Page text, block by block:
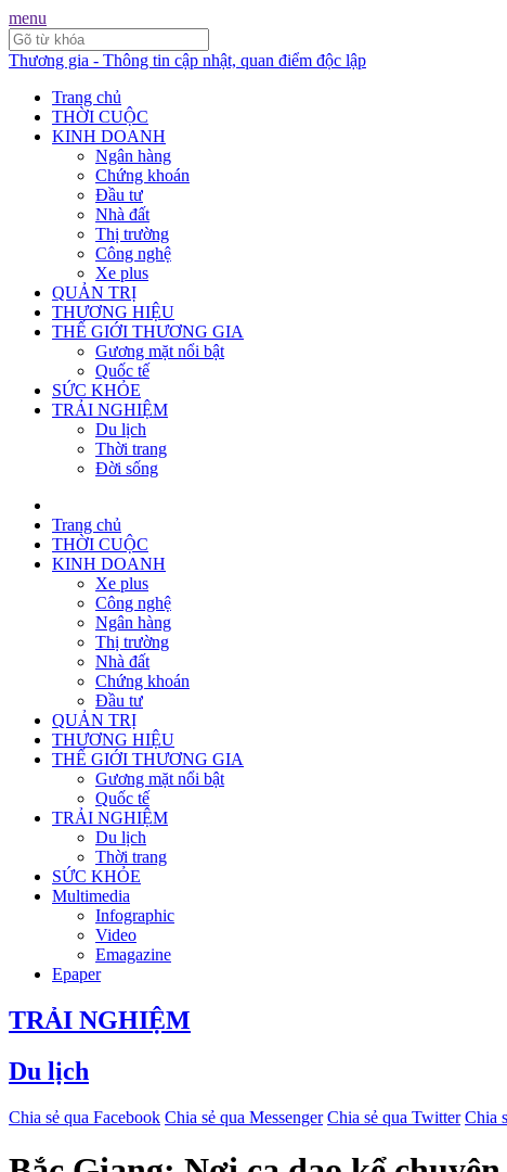
menu
Thương gia - Thông tin cập nhật, quan điểm độc lập
Trang chủ
THỜI CUỘC
KINH DOANH
Ngân hàng
Chứng khoán
Đầu tư
Nhà đất
Thị trường
Công nghệ
Xe plus
QUẢN TRỊ
THƯƠNG HIỆU
THẾ GIỚI THƯƠNG GIA
Gương mặt nổi bật
Quốc tế
SỨC KHỎE
TRẢI NGHIỆM
Du lịch
Thời trang
Đời sống
Trang chủ
THỜI CUỘC
KINH DOANH
Xe plus
Công nghệ
Ngân hàng
Thị trường
Nhà đất
Chứng khoán
Đầu tư
QUẢN TRỊ
THƯƠNG HIỆU
THẾ GIỚI THƯƠNG GIA
Gương mặt nổi bật
Quốc tế
TRẢI NGHIỆM
Du lịch
Thời trang
SỨC KHỎE
Multimedia
Infographic
Video
Emagazine
Epaper
TRẢI NGHIỆM
Du lịch
Chia sẻ qua Facebook Chia sẻ qua Messenger Chia sẻ qua Twitter Chia